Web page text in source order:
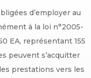
d’employer au
à la loi n°2005-
EA, représentant 155
peuvent s’acquitter
prestations vers les